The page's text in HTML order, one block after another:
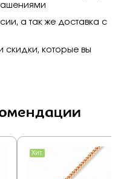
а так же доставка с
скидки, которые вы